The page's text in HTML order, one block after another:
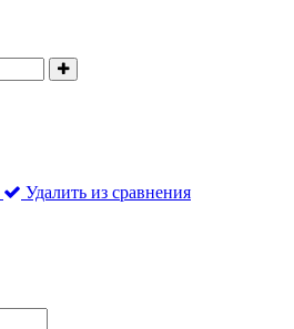
Удалить из сравнения